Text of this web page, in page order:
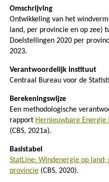
Omschrijving
Ontwikkeling van het
land, per provincie en op zee)
Doelstellingen 2020 per
2023.
Verantwoordelijk instituut
Centraal Bureau voor de
Berekeningswijze
Een methodologische
rapport Hernieuwbare Energie
(CBS, 2021a).
Basistabel
StatLine: Windenergie op
provincie (CBS, 2020).